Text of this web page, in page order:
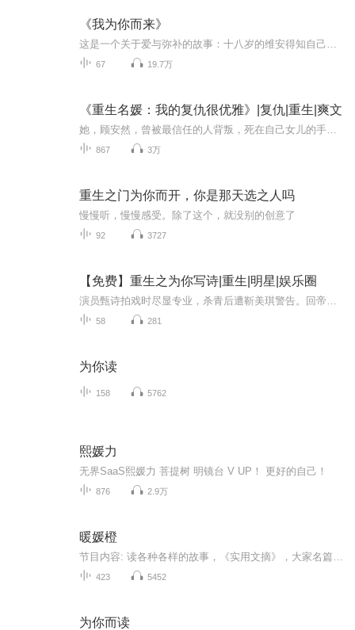
《我为你而来》
67 19.7万
《重生名媛：我的复仇很优雅》|复仇|重生|爽文
867 3万
重生之门为你而开，你是那天选之人吗
慢慢听，慢慢感受。除了这个，就没别的创意了
92 3727
【免费】重生之为你写诗|重生|明星|娱乐圈
58 281
为你读
158 5762
熙媛力
无界SaaS熙媛力 菩提树 明镜台 V UP！ 更好的自己！
876 2.9万
暖媛橙
423 5452
为你而读